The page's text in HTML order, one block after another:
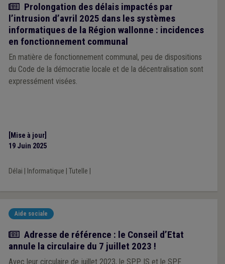
Actualité
Prolongation des délais impactés par
l’intrusion d’avril 2025 dans les systèmes
informatiques de la Région wallonne : incidences
en fonctionnement communal
En matière de fonctionnement communal, peu de dispositions
du Code de la démocratie locale et de la décentralisation sont
expressément visées.
[Mise à jour]
19 Juin 2025
Délai Informatique Tutelle
Aide sociale
Actualité
Adresse de référence : le Conseil d’Etat
annule la circulaire du 7 juillet 2023 !
Avec leur circulaire de juillet 2023, le SPP IS et le SPF